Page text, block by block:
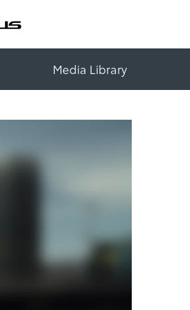
Media Library